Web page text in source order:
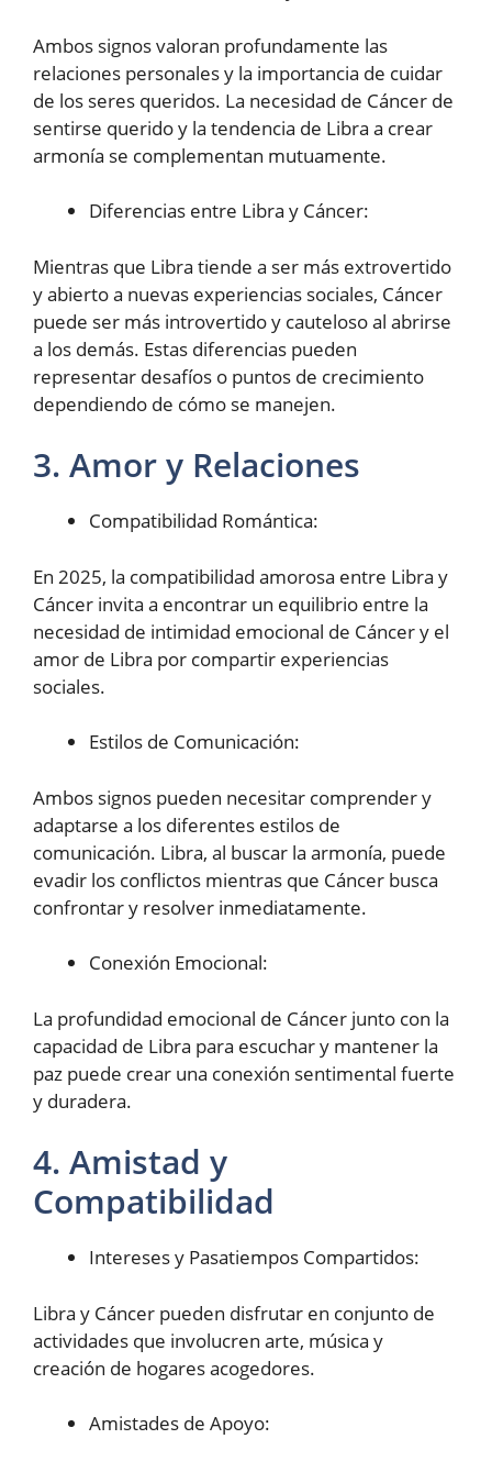
Ambos signos valoran profundamente las
relaciones personales y la importancia de cuidar
de los seres queridos. La necesidad de Cáncer de
sentirse querido y la tendencia de Libra a crear
armonía se complementan mutuamente.
Diferencias entre Libra y Cáncer:
Mientras que Libra tiende a ser más extrovertido
y abierto a nuevas experiencias sociales, Cáncer
puede ser más introvertido y cauteloso al abrirse
a los demás. Estas diferencias pueden
representar desafíos o puntos de crecimiento
dependiendo de cómo se manejen.
3. Amor y Relaciones
Compatibilidad Romántica:
En 2025, la compatibilidad amorosa entre Libra y
Cáncer invita a encontrar un equilibrio entre la
necesidad de intimidad emocional de Cáncer y el
amor de Libra por compartir experiencias
sociales.
Estilos de Comunicación:
Ambos signos pueden necesitar comprender y
adaptarse a los diferentes estilos de
comunicación. Libra, al buscar la armonía, puede
evadir los conflictos mientras que Cáncer busca
confrontar y resolver inmediatamente.
Conexión Emocional:
La profundidad emocional de Cáncer junto con la
capacidad de Libra para escuchar y mantener la
paz puede crear una conexión sentimental fuerte
y duradera.
4. Amistad y
Compatibilidad
Intereses y Pasatiempos Compartidos:
Libra y Cáncer pueden disfrutar en conjunto de
actividades que involucren arte, música y
creación de hogares acogedores.
Amistades de Apoyo: